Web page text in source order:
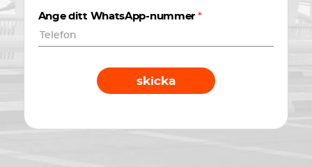
Ange ditt WhatsApp-nummer *
skicka